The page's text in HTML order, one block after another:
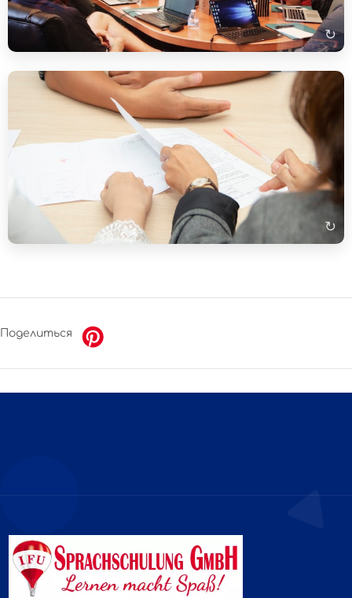
↻
↻
Озвучення зарплатних очікувань (Gehaltsvorstellung)
„Meiner Erfahrung und Qualifikation entsprechend stelle ich
mir ein Bruttogehalt von etwa … Euro monatlich vor. Ich bin
jedoch offen für eine Diskussion über das Gesamtpaket."
Поделиться